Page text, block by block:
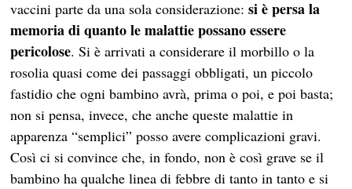
vaccini parte da una sola considerazione:si è persa la
memoria di quanto le malattie possano essere
pericolose. Si è arrivati a considerare il morbillo o la
rosolia quasi come dei passaggi obbligati, un piccolo
fastidio che ogni bambino avrà, prima o poi, e poi basta;
non si pensa, invece, che anche queste malattie in
apparenza “semplici” posso avere complicazioni gravi.
Così ci si convince che, in fondo, non è così grave se il
bambino ha qualche linea di febbre di tanto in tanto e si